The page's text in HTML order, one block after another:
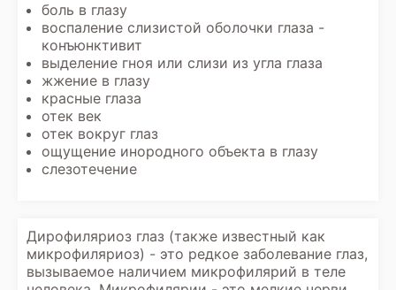
боль в глазу
воспаление слизистой оболочки глаза -
конъюнктивит
выделение гноя или слизи из угла глаза
жжение в глазу
красные глаза
отек век
отек вокруг глаз
ощущение инородного объекта в глазу
слезотечение
Дирофиляриоз глаз (также известный как
микрофиляриоз) - это редкое заболевание глаз,
вызываемое наличием микрофилярий в теле